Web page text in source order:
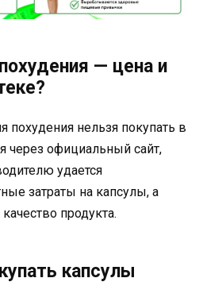
— цена и
похудения нельзя покупать в
через официальный сайт,
удается
затраты на капсулы, а
продукта.
капсулы